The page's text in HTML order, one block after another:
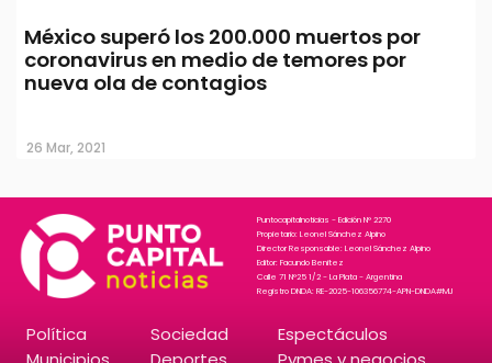
México superó los 200.000 muertos por
coronavirus en medio de temores por
nueva ola de contagios
26 Mar, 2021
Puntocapitalnoticias - Edición N° 2270
Propietario: Leonel Sánchez Alpino
Director Responsable: Leonel Sánchez Alpino
Editor: Facundo Benitez
Calle 71 N°25 1/2 - La Plata - Argentina
Registro DNDA: RE-2025-106356774-APN-DNDA#MJ
Política
Sociedad
Espectáculos